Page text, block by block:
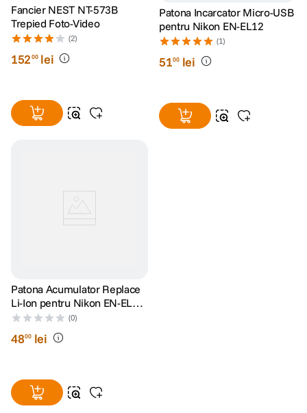
Fancier NEST NT-573B
Trepied Foto-Video
(2)
15200 lei
Patona Incarcator Micro-USB
pentru Nikon EN-EL12
(1)
5100 lei
Patona Acumulator Replace
Li-Ion pentru Nikon EN-EL12
950 mAh 3.7V
(0)
4800 lei